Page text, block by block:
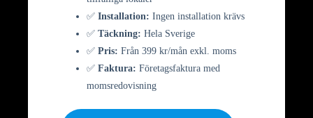
✅ Installation: Ingen installation krävs
✅ Täckning: Hela Sverige
✅ Pris: Från 399 kr/mån exkl. moms
✅ Faktura: Företagsfaktura med
momsredovisning